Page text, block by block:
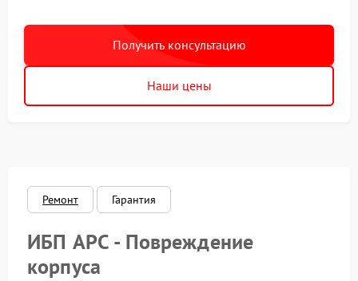
Получить консультацию
Наши цены
Ремонт Гарантия
ИБП APC - Повреждение
корпуса